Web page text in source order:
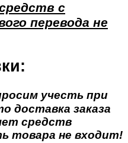
с
перевода не
учесть при
доставка заказа
средств
товара не входит!